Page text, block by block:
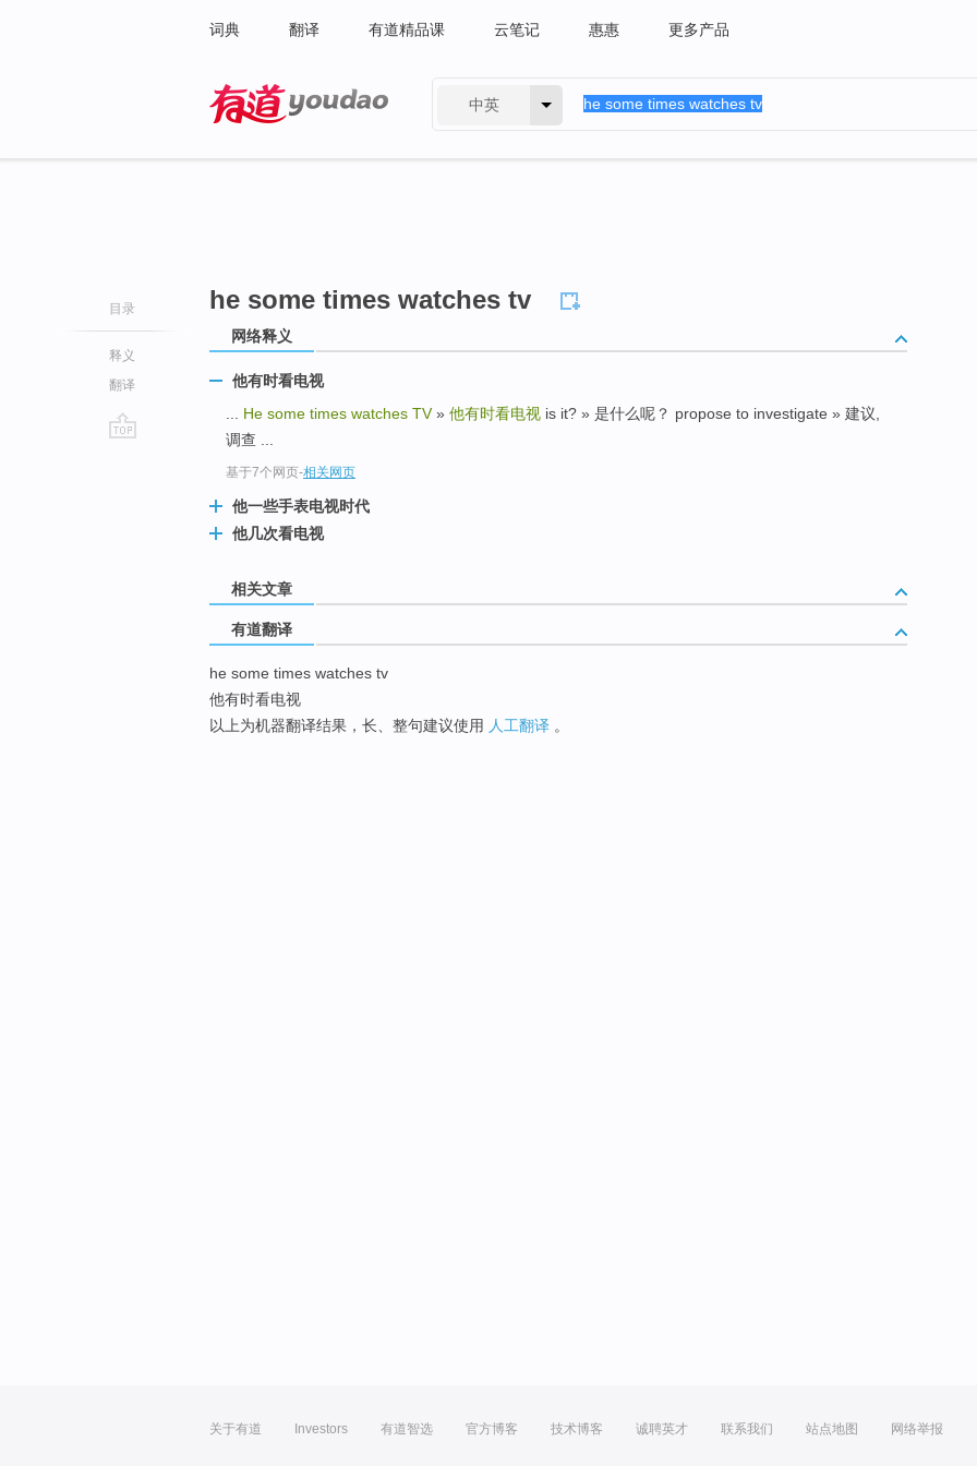
词典 翻译 有道精品课 云笔记 惠惠 更多产品
中英
目录
释义
翻译
he some times watches tv
网络释义
他有时看电视
He some times watches TV» 他有时看电视 is it? » 是什么呢？ propose to investigate » 建议,
调查 ...
基于7个网页-相关网页
他一些手表电视时代
他几次看电视
相关文章
有道翻译
he some times watches tv
他有时看电视
以上为机器翻译结果，长、整句建议使用 人工翻译 。
关于有道 Investors 有道智选 官方博客 技术博客 诚聘英才 联系我们 站点地图 网络举报